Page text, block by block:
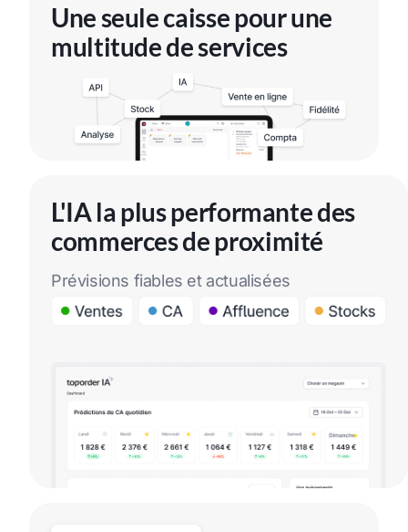
Une seule caisse pour une
multitude de services
L'IA la plus performante des
commerces de proximité
Prévisions fiables et actualisées